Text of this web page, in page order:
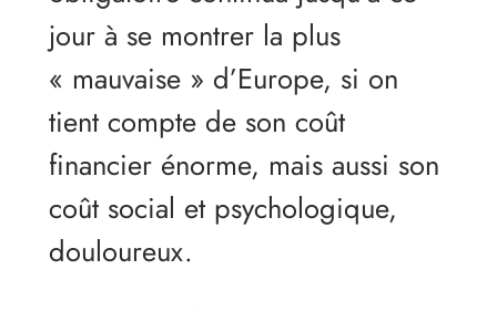
jour à se montrer la plus
« mauvaise » d’Europe, si on
tient compte de son coût
financier énorme, mais aussi son
coût social et psychologique,
douloureux.